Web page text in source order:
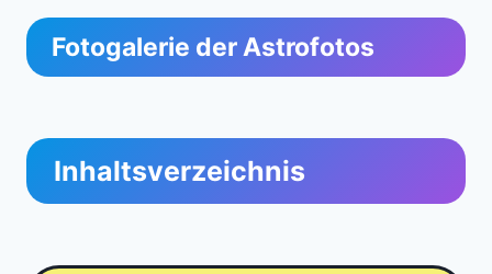
Fotogalerie der Astrofotos
Inhaltsverzeichnis